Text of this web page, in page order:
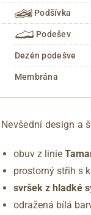
Podšívka
Podešev
Dezén podešve
Membrána
Nevšední design a
obuv z linie
prostorný střih s
svršek z hladké
odražená bílá